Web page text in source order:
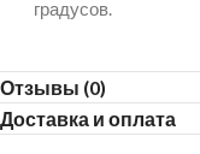
градусов.
Отзывы (0)
Доставка и оплата